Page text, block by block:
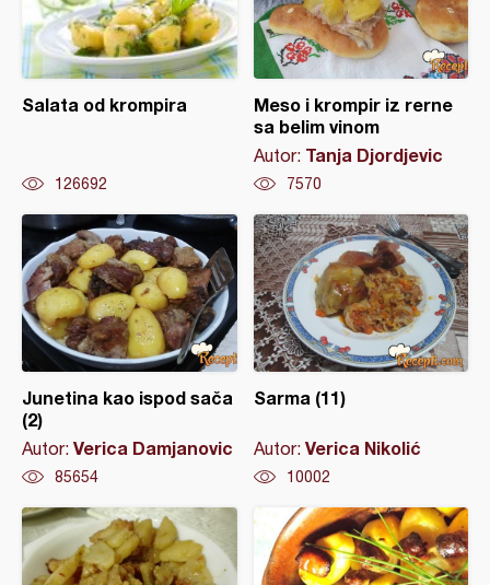
Salata od krompira
126692
Meso i krompir iz rerne
sa belim vinom
Autor: Tanja Djordjevic
7570
Junetina kao ispod sača
(2)
Autor: Verica Damjanovic
85654
Sarma (11)
Autor: Verica Nikolić
10002